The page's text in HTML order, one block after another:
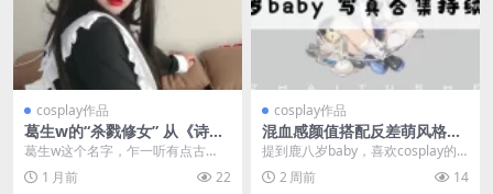
cosplay作品
葛生w的“杀戮修女” 从《诗
经》走出的暗黑美学，为何让
葛生w这个名字，乍一听有点古
典，出自《诗经·唐风》里的“葛生蒙
楚”。但你要是顺着...
1 月前 22
cosplay作品
混血感颜值搭配反差萌风格，
鹿八岁baby全套作品图集深度
提到鹿八岁baby，喜欢cosplay的
朋友应该不会陌生。这位被粉丝们
亲切称为“...
2 周前 14